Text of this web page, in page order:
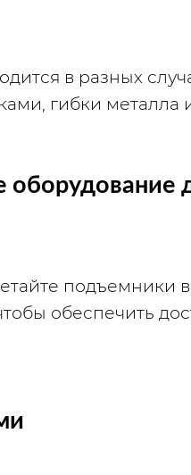
в разных
гибки металла
оборудование
подъемники
обеспечить